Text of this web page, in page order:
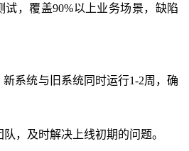
试，覆盖90%以上业务场景，缺陷
新系统与旧系统同时运行1-2周，确
队，及时解决上线初期的问题。